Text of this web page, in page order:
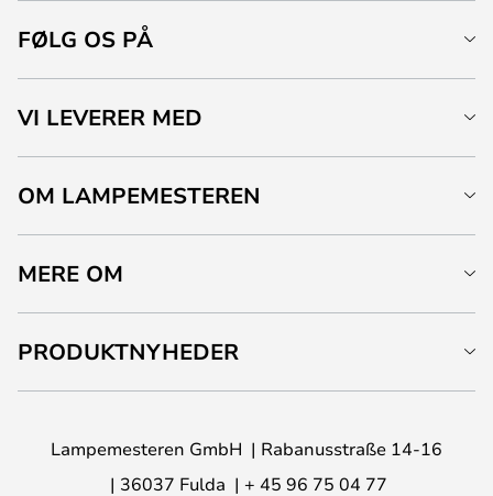
FØLG OS PÅ
VI LEVERER MED
OM LAMPEMESTEREN
MERE OM
PRODUKTNYHEDER
Lampemesteren GmbH
Rabanusstraße 14-16
36037 Fulda
+ 45 96 75 04 77